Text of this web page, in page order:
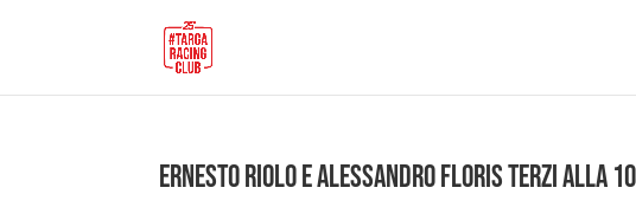
Ernesto Riolo e Alessandro Floris terzi alla